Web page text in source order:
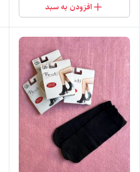
افزودن به سبد